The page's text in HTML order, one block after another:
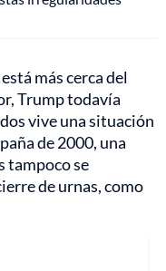
más cerca del
Trump todavía
vive una situación
de 2000, una
tampoco se
de urnas, como